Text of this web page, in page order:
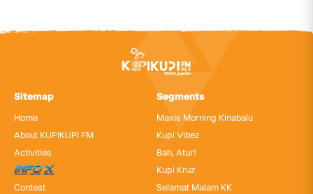
Sitemap
Home
About KUPIKUPI FM
Activities
InfoX
Contest
Segments
Maxis Morning Kinabalu
Kupi Vibez
Bah, Atur!
Kupi Kruz
Selamat Malam KK